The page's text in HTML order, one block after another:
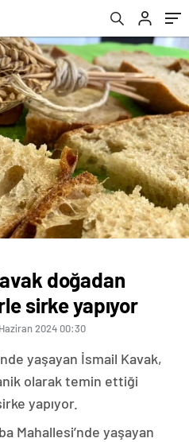
doğadan
sirke yapıyor
2024 00:30
yaşayan İsmail Kavak,
olarak temin ettiği
yapıyor.
Mahallesi’nde yaşayan